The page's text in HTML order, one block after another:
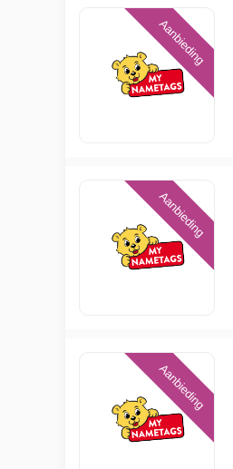
Aanbieding
Aanbieding
Aanbieding